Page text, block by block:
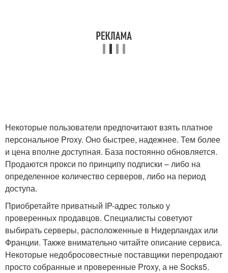
Некоторые пользователи предпочитают взять платное
персональное Proxy. Оно быстрее, надежнее. Тем более
и цена вполне доступная. База постоянно обновляется.
Продаются прокси по принципу подписки – либо на
определенное количество серверов, либо на период
доступа.
Приобретайте приватный IP-адрес только у
проверенных продавцов. Специалисты советуют
выбирать серверы, расположенные в Нидерландах или
Франции. Также внимательно читайте описание сервиса.
Некоторые недобросовестные поставщики перепродают
просто собранные и проверенные Proxy, а не Socks5.